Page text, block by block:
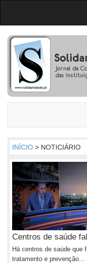
INÍCIO > NOTICIÁRIO
Centros de saúde
Há centros de saúde que
tratamento e prevenção...